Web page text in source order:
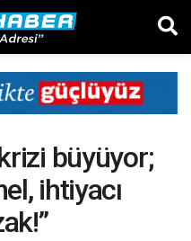
büyüyor;
ihtiyacı